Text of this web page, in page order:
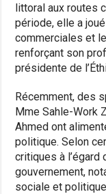
littoral aux routes
période, elle a
commerciales et
renforçant son
présidente de
Récemment, des
Mme Sahle-Work
Ahmed ont
politique. Selon
critiques à
gouvernement,
sociale et